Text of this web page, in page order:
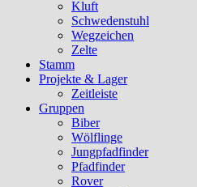
Kluft
Schwedenstuhl
Wegzeichen
Zelte
Stamm
Projekte & Lager
Zeitleiste
Gruppen
Biber
Wölflinge
Jungpfadfinder
Pfadfinder
Rover